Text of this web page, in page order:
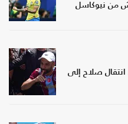
من نيوكاسل
صلاح إلى